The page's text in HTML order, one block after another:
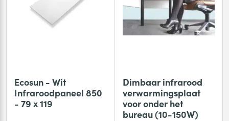
Ecosun - Wit
Infraroodpaneel 850
- 79 x 119
Dimbaar infrarood
verwarmingsplaat
voor onder het
bureau (10-150W)